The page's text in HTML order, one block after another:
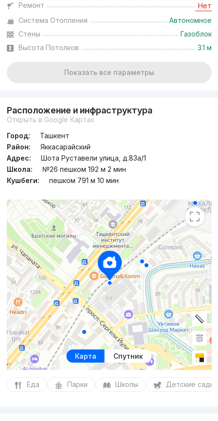
Ремонт Нет
Система Отопления
Автономное
Стены
Газоблок
Высота Потолков
3.1 м
Показать все параметры
Расположение и инфраструктура
Открыть в Google Картах
Город:
Ташкент
Район:
Яккасарайский
Адрес:
Шота Руставели улица, д.83a/1
Школа:
№26 пешком 192 м 2 мин
Кушбеги:
пешком 791 м 10 мин
Карта Спутник
Еда Парки Школы Детские сады